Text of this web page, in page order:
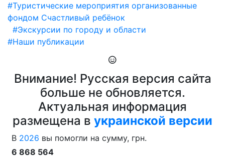
#Туристические мероприятия организованные
фондом Счастливый ребёнок
#Экскурсии по городу и области
#Наши публикации
Внимание! Русская версия сайта
больше не обновляется.
Актуальная информация
размещена в украинской версии
В 2026 вы помогли на сумму, грн.
6 868 564